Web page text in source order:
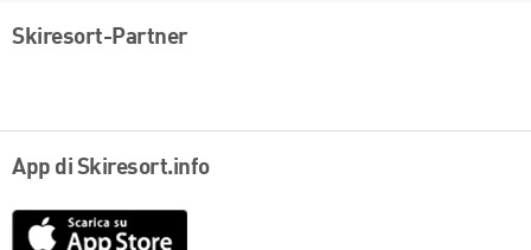
Skiresort-Partner
App di Skiresort.info